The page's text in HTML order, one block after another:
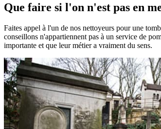
Que faire si l'on n'est pas en
Faites appel à l'un de nos nettoyeurs pour une
conseillons n'appartiennent pas à un service de
importante et que leur métier a vraiment du sens.